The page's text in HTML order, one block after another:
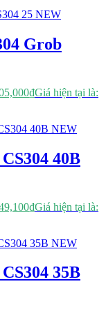
Grob
₫Giá hiện tại là:
40B
₫Giá hiện tại là:
35B